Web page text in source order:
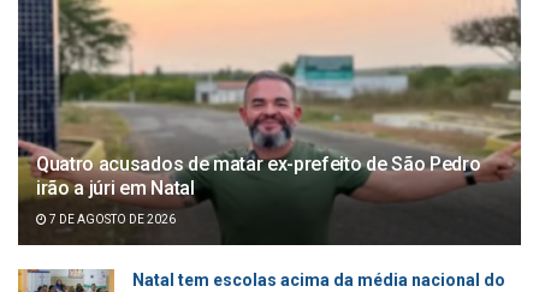
Quatro acusados de matar ex-prefeito de São Pedro
irão a júri em Natal
7 DE AGOSTO DE 2026
Natal tem escolas acima da média nacional do